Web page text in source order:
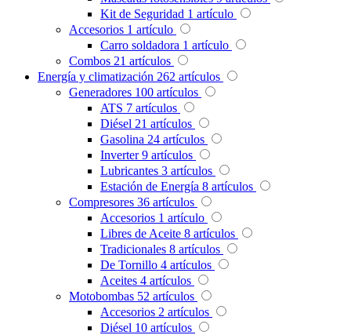
Kit de Seguridad 1 artículo
Accesorios 1 artículo
Carro soldadora 1 artículo
Combos 21 artículos
Energía y climatización 262 artículos
Generadores 100 artículos
ATS 7 artículos
Diésel 21 artículos
Gasolina 24 artículos
Inverter 9 artículos
Lubricantes 3 artículos
Estación de Energía 8 artículos
Compresores 36 artículos
Accesorios 1 artículo
Libres de Aceite 8 artículos
Tradicionales 8 artículos
De Tornillo 4 artículos
Aceites 4 artículos
Motobombas 52 artículos
Accesorios 2 artículos
Diésel 10 artículos